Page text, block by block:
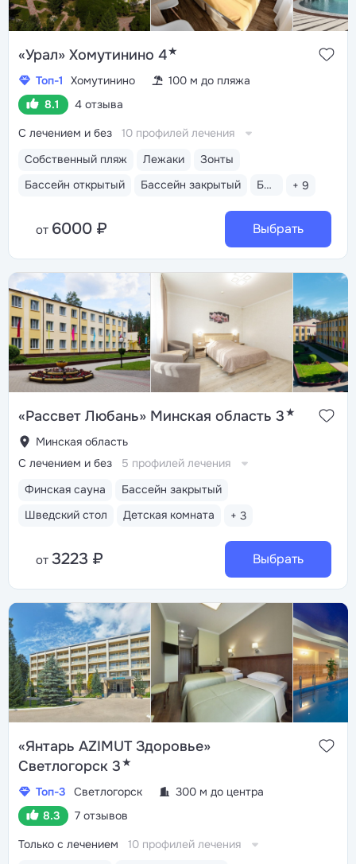
«Урал» Хомутинино 4★
Топ-1 Хомутинино
100 м до пляжа
8.1
4 отзыва
Собственный пляж Лежаки
Зонты
Бассейн открытый
Бассейн закрытый Бассейн детский + 9
С лечением и без 10 профилей лечения
от 6000 ₽ Выбрать
«Рассвет Любань» Минская область 3★
Минская область
Финская сауна
Бассейн закрытый
Шведский стол
Детская комната + 3
С лечением и без 5 профилей лечения
от 3223 ₽ Выбрать
«Янтарь AZIMUT Здоровье»
Светлогорск 3★
Топ-3 Светлогорск
300 м до центра
8.3
7 отзывов
Только с лечением 10 профилей лечения